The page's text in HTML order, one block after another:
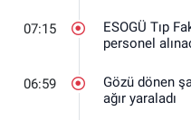
07:15
ESOGÜ Tıp
personel
06:59
Gözü dönen
ağır yaraladı